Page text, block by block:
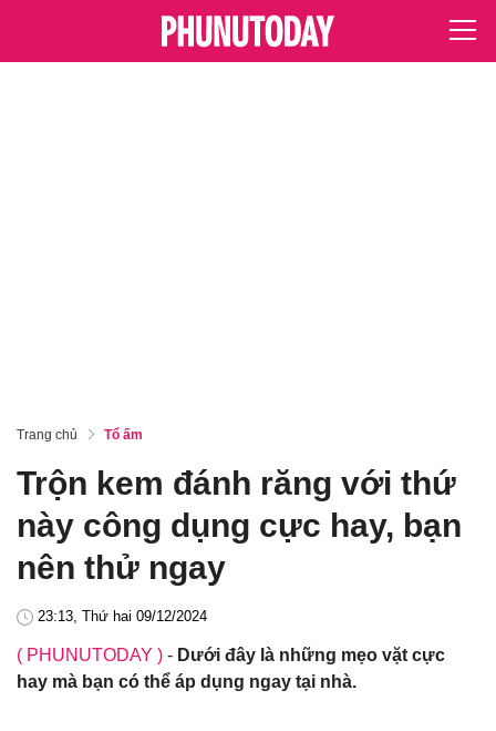
Trang chủ Tổ ấm
Trộn kem đánh răng với thứ
này công dụng cực hay, bạn
nên thử ngay
23:13, Thứ hai 09/12/2024
( PHUNUTODAY ) - Dưới đây là những mẹo vặt cực
hay mà bạn có thể áp dụng ngay tại nhà.